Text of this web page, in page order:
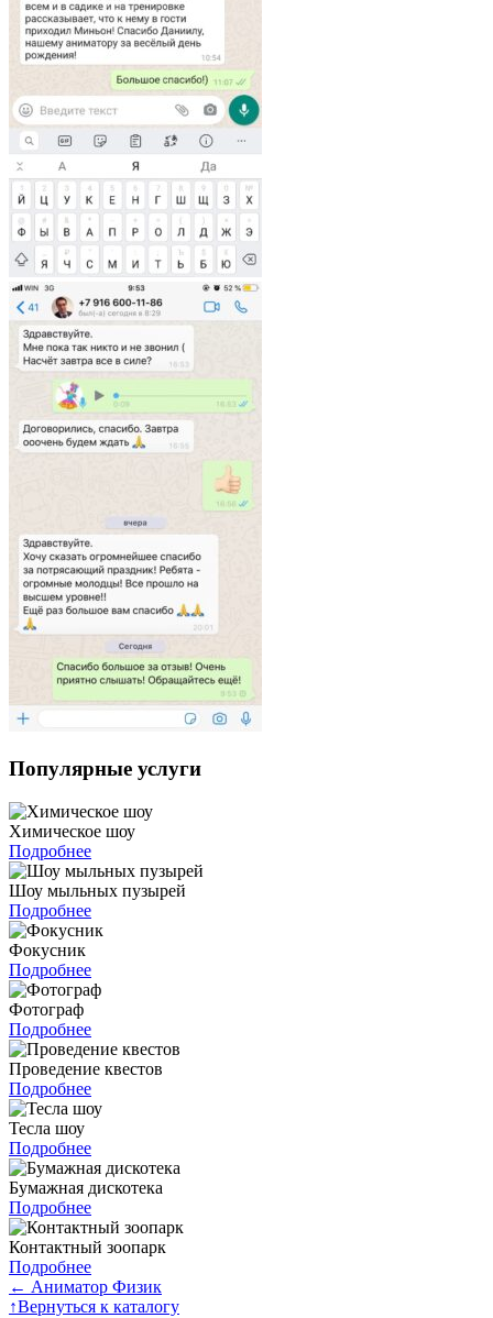
Популярные услуги
Химическое шоу
Подробнее
Шоу мыльных пузырей
Подробнее
Фокусник
Подробнее
Фотограф
Подробнее
Проведение квестов
Подробнее
Тесла шоу
Подробнее
Бумажная дискотека
Подробнее
Контактный зоопарк
Подробнее
← Аниматор Физик
↑Вернуться к каталогу